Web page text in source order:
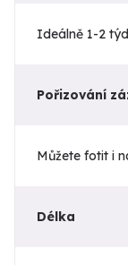
Ideálně 1-2
Pořizování
Můžete fotit i
Délka